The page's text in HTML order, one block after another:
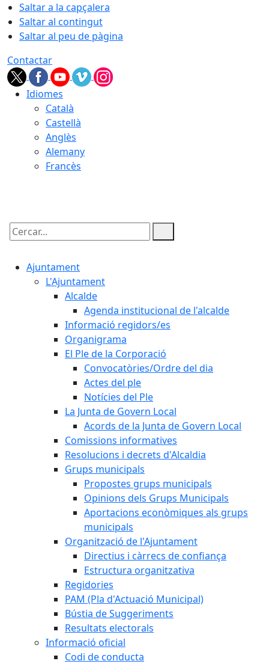
Saltar a la capçalera
Saltar al contingut
Saltar al peu de pàgina
Contactar
Idiomes
Català
Castellà
Anglès
Alemany
Francès
Cercar:
Ajuntament
L'Ajuntament
Alcalde
Agenda institucional de l'alcalde
Informació regidors/es
Organigrama
El Ple de la Corporació
Convocatòries/Ordre del dia
Actes del ple
Notícies del Ple
La Junta de Govern Local
Acords de la Junta de Govern Local
Comissions informatives
Resolucions i decrets d'Alcaldia
Grups municipals
Propostes grups municipals
Opinions dels Grups Municipals
Aportacions econòmiques als grups
municipals
Organització de l'Ajuntament
Directius i càrrecs de confiança
Estructura organitzativa
Regidories
PAM (Pla d'Actuació Municipal)
Bústia de Suggeriments
Resultats electorals
Informació oficial
Codi de conducta